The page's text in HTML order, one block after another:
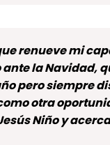
renueve mi
la Navidad,
pero siempre
otra
Niño y